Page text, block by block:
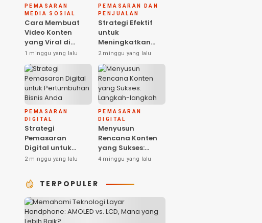
PEMASARAN
MEDIA SOSIAL
Cara Membuat
Video Konten
yang Viral di
Facebook: Tips
dan Trik
1 minggu yang lalu
PEMASARAN DAN
PENJUALAN
Strategi Efektif
untuk
Meningkatkan
Penjualan:
Upselling dan
Cross-Selling
2 minggu yang lalu
PEMASARAN
DIGITAL
Strategi
Pemasaran
Digital untuk
Pertumbuhan
2 minggu yang lalu
PEMASARAN
DIGITAL
Menyusun
Rencana Konten
yang Sukses:
Langkah-langkah
4 minggu yang lalu
TERPOPULER